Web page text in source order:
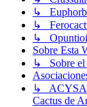
↳
↳
↳
Sobre Esta
↳ Sobre el
↳ ACYSA ,
Cactus de